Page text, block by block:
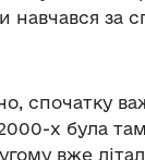
за
спочатку
х була
вже